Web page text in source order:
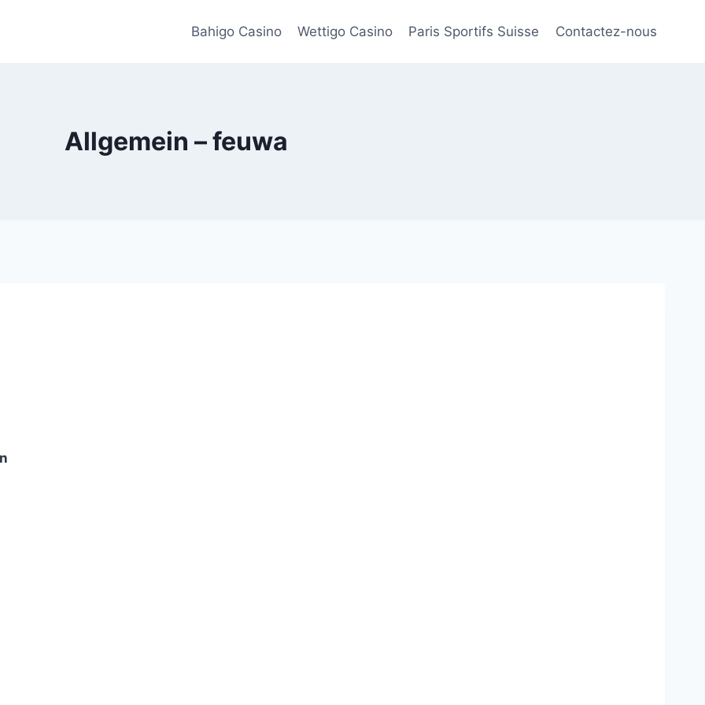
Bahigo Casino Wettigo Casino Paris Sportifs Suisse Contactez-nous
Allgemein – feuwa